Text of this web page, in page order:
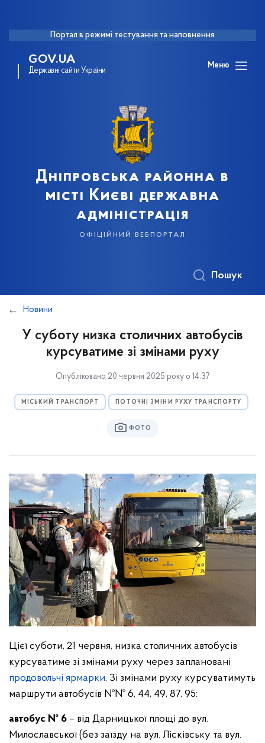
Портал в режимі тестування та наповнення
GOV.UA
Державні сайти України
Меню
Дніпровська районна в
місті Києві державна
адміністрація
офіційний вебпортал
Пошук
Новини
У суботу низка столичних автобусів
курсуватиме зі змінами руху
Опубліковано 20 червня 2025 року о 14:37
МІСЬКИЙ ТРАНСПОРТ ПОТОЧНІ ЗМІНИ РУХУ ТРАНСПОРТУ
ФОТО
Цієї суботи, 21 червня, низка столичних автобусів
курсуватиме зі змінами руху через заплановані
продовольчі ярмарки. Зі змінами руху курсуватимуть
маршрути автобусів №№ 6, 44, 49, 87, 95:
автобус № 6 – від Дарницької площі до вул.
Милославської (без заїзду на вул. Лісківську та вул.